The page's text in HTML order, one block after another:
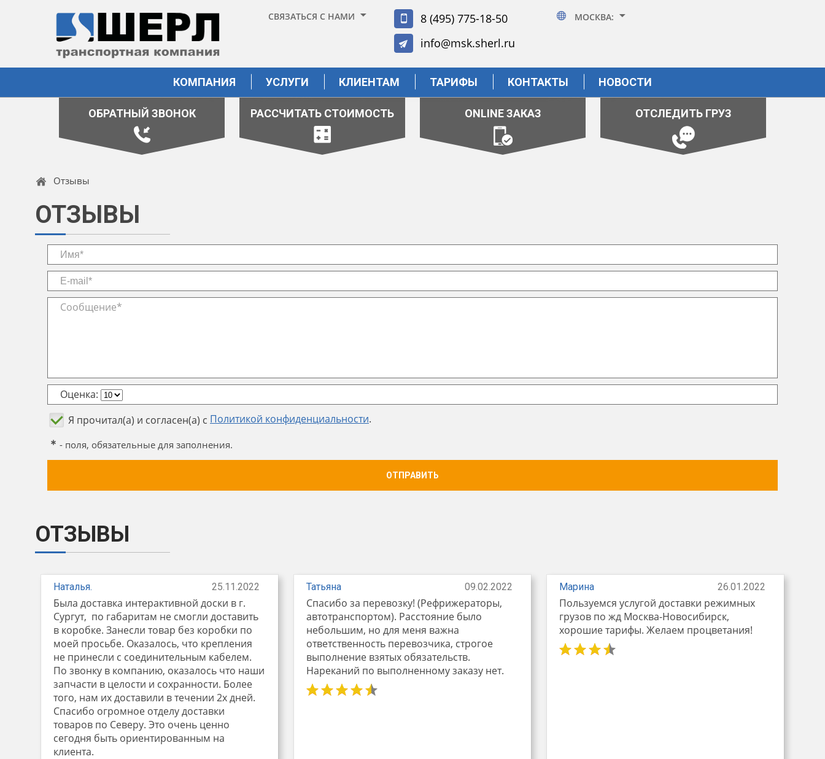
СВЯЗАТЬСЯ С НАМИ МОСКВА:
8 (495) 775-18-50
info@msk.sherl.ru
КОМПАНИЯ УСЛУГИ КЛИЕНТАМ ТАРИФЫ КОНТАКТЫ НОВОСТИ
ОБРАТНЫЙ ЗВОНОК РАССЧИТАТЬ СТОИМОСТЬ ONLINE ЗАКАЗ ОТСЛЕДИТЬ ГРУЗ
Отзывы
ОТЗЫВЫ
Оценка:
Я прочитал(а) и согласен(а) с Политикой конфиденциальности.
- поля, обязательные для заполнения.
ОТПРАВИТЬ
ОТЗЫВЫ
25.11.2022
Наталья.
Была доставка интерактивной доски в г.
Сургут, по габаритам не смогли доставить
в коробке. Занесли товар без коробки по
моей просьбе. Оказалось, что крепления
не принесли с соединительным кабелем.
По звонку в компанию, оказалось что наши
запчасти в целости и сохранности. Более
того, нам их доставили в течении 2х дней.
Спасибо огромное отделу доставки
товаров по Северу. Это очень ценно
сегодня быть ориентированным на
клиента.
09.02.2022
Татьяна
Спасибо за перевозку! (Рефрижераторы,
автотранспортом). Расстояние было
небольшим, но для меня важна
ответственность перевозчика, строгое
выполнение взятых обязательств.
Нареканий по выполненному заказу нет.
26.01.2022
Марина
Пользуемся услугой доставки режимных
грузов по жд Москва-Новосибирск,
хорошие тарифы. Желаем процветания!